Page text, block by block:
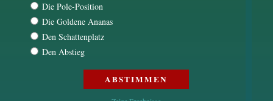
Die Pole-Position
Die Goldene Ananas
Den Schattenplatz
Den Abstieg